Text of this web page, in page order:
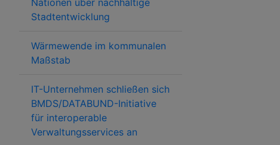
Stadtentwicklung
Wärmewende im kommunalen
Maßstab
IT-Unternehmen schließen sich
BMDS/DATABUND-Initiative
für interoperable
Verwaltungsservices an